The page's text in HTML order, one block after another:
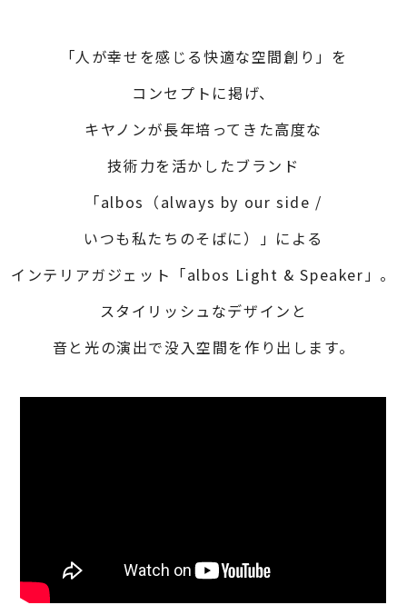
「人が幸せを感じる快適な空間創り」を
コンセプトに掲げ、
キヤノンが長年培ってきた高度な
技術力を活かしたブランド
「albos（always by our side /
いつも私たちのそばに）」による
インテリアガジェット「albos Light & Speaker」。
スタイリッシュなデザインと
音と光の演出で没入空間を作り出します。